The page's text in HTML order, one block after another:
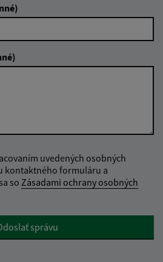
uvedených osobných
kontaktného formuláru a
so Zásadami ochrany osobných
správu